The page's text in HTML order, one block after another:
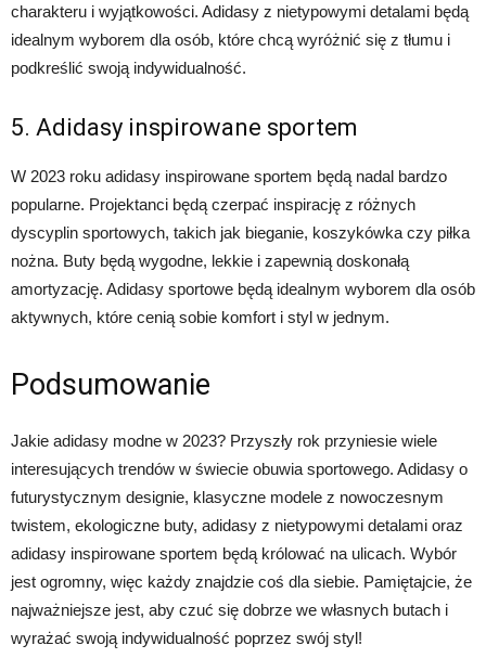
charakteru i wyjątkowości. Adidasy z nietypowymi detalami będą
idealnym wyborem dla osób, które chcą wyróżnić się z tłumu i
podkreślić swoją indywidualność.
5. Adidasy inspirowane sportem
W 2023 roku adidasy inspirowane sportem będą nadal bardzo
popularne. Projektanci będą czerpać inspirację z różnych
dyscyplin sportowych, takich jak bieganie, koszykówka czy piłka
nożna. Buty będą wygodne, lekkie i zapewnią doskonałą
amortyzację. Adidasy sportowe będą idealnym wyborem dla osób
aktywnych, które cenią sobie komfort i styl w jednym.
Podsumowanie
Jakie adidasy modne w 2023? Przyszły rok przyniesie wiele
interesujących trendów w świecie obuwia sportowego. Adidasy o
futurystycznym designie, klasyczne modele z nowoczesnym
twistem, ekologiczne buty, adidasy z nietypowymi detalami oraz
adidasy inspirowane sportem będą królować na ulicach. Wybór
jest ogromny, więc każdy znajdzie coś dla siebie. Pamiętajcie, że
najważniejsze jest, aby czuć się dobrze we własnych butach i
wyrażać swoją indywidualność poprzez swój styl!